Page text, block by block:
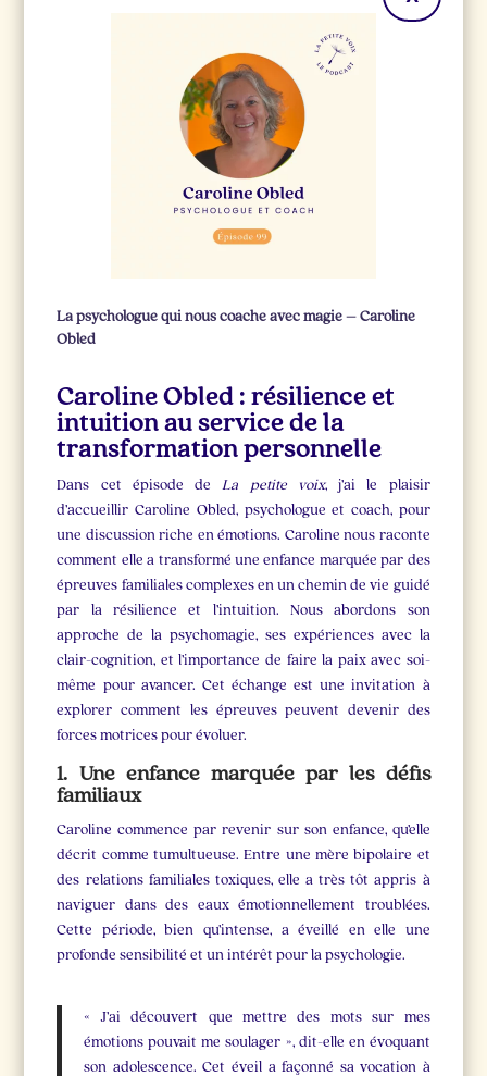
La psychologue qui nous coache avec magie – Caroline
Obled
Caroline Obled : résilience et
intuition au service de la
transformation personnelle
Dans cet épisode de La petite voix, j’ai le plaisir
d’accueillir Caroline Obled, psychologue et coach, pour
une discussion riche en émotions. Caroline nous raconte
comment elle a transformé une enfance marquée par des
épreuves familiales complexes en un chemin de vie guidé
par la résilience et l’intuition. Nous abordons son
approche de la psychomagie, ses expériences avec la
clair-cognition, et l’importance de faire la paix avec soi-
même pour avancer. Cet échange est une invitation à
explorer comment les épreuves peuvent devenir des
forces motrices pour évoluer.
1. Une enfance marquée par les défis
familiaux
Caroline commence par revenir sur son enfance, qu’elle
décrit comme tumultueuse. Entre une mère bipolaire et
des relations familiales toxiques, elle a très tôt appris à
naviguer dans des eaux émotionnellement troublées.
Cette période, bien qu’intense, a éveillé en elle une
profonde sensibilité et un intérêt pour la psychologie.
« J’ai découvert que mettre des mots sur mes
émotions pouvait me soulager », dit-elle en évoquant
son adolescence. Cet éveil a façonné sa vocation à